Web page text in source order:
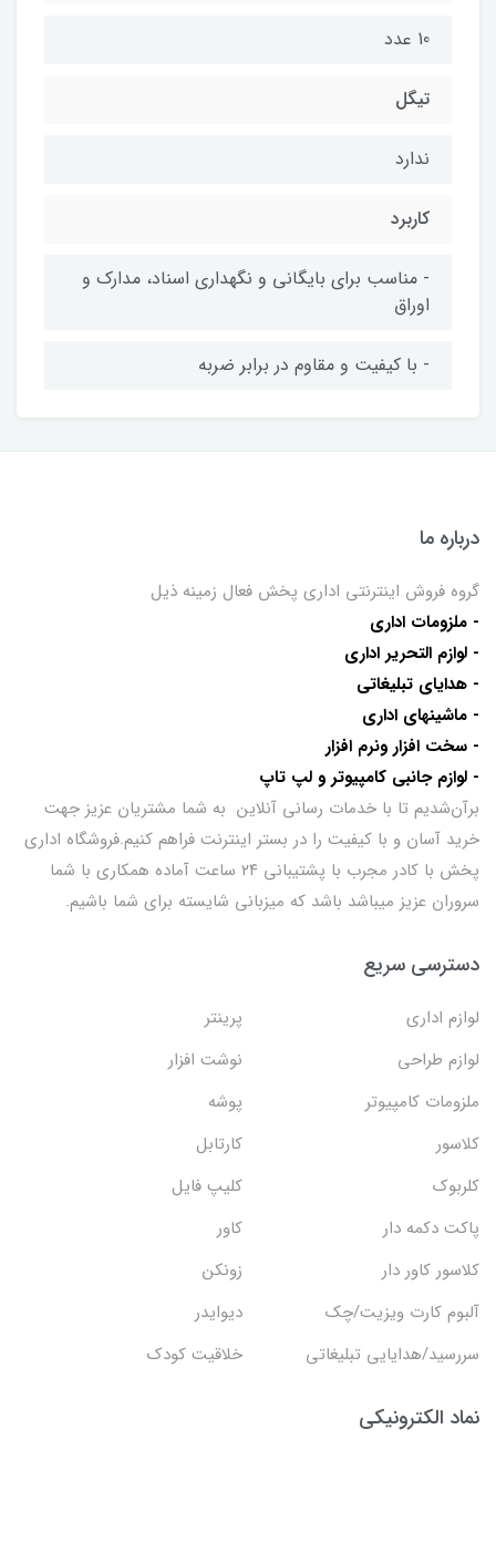
10 عدد
تیگل
ندارد
کاربرد
- مناسب برای بایگانی و نگهداری اسناد، مدارک و
اوراق
- با کیفیت و مقاوم در برابر ضربه
درباره ما
گروه فروش اینترنتی اداری پخش فعال زمینه ذیل
- ملزومات اداری
- لوازم التحریر اداری
- هدایای تبلیغاتی
- ماشینهای اداری
- سخت افزار ونرم افزار
- لوازم جانبی کامپیوتر و لپ تاپ
برآن‌شدیم تا با خدمات رسانی آنلاین به شما مشتریان عزیز جهت
خرید آسان و با کیفیت را در بستر اینترنت فراهم کنیم.فروشگاه اداری
پخش با کادر مجرب با پشتیبانی ۲۴ ساعت آماده همکاری با شما
سروران عزیز میباشد باشد که میزبانی شایسته برای شما باشیم.
دسترسی سریع
لوازم اداری
پرینتر
لوازم طراحی
نوشت افزار
ملزومات کامپیوتر
پوشه
کلاسور
کارتابل
کلربوک
کلیپ فایل
پاکت دکمه دار
کاور
کلاسور کاور دار
زونکن
آلبوم کارت ویزیت/چک
دیوایدر
سررسید/هدایایی تبلیغاتی
خلاقیت کودک
نماد الکترونیکی